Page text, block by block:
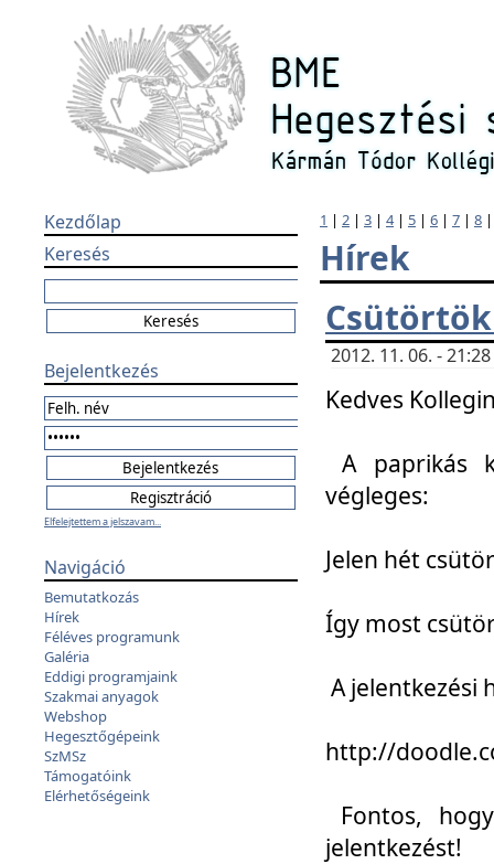
Kezdőlap
Keresés
Bejelentkezés
Elfelejtettem a jelszavam...
Navigáció
Bemutatkozás
Hírek
Féléves programunk
Galéria
Eddigi programjaink
Szakmai anyagok
Webshop
Hegesztőgépeink
SzMSz
Támogatóink
Elérhetőségeink
1 | 2 | 3 | 4| 5 | 6 | 7 | 8
Hírek
2012. 11. 06. -
Kedves
A paprikás
végleges:
Jelen hét
Így most
A jelentkezési
http://
Fontos,
jelentkezést!